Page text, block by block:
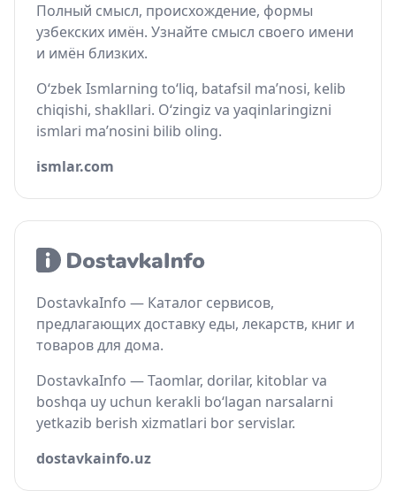
Полный смысл, происхождение, формы
узбекских имён. Узнайте смысл своего имени
и имён близких.
O‘zbek Ismlarning to‘liq, batafsil ma’nosi, kelib
chiqishi, shakllari. O‘zingiz va yaqinlaringizni
ismlari ma’nosini bilib oling.
ismlar.com
DostavkaInfo — Каталог сервисов,
предлагающих доставку еды, лекарств, книг и
товаров для дома.
DostavkaInfo — Taomlar, dorilar, kitoblar va
boshqa uy uchun kerakli bo‘lagan narsalarni
yetkazib berish xizmatlari bor servislar.
dostavkainfo.uz